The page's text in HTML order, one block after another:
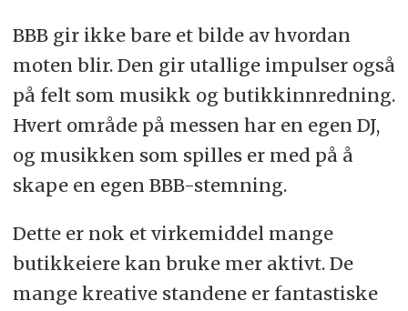
BBB gir ikke bare et bilde av hvordan
moten blir. Den gir utallige impulser også
på felt som musikk og butikkinnredning.
Hvert område på messen har en egen DJ,
og musikken som spilles er med på å
skape en egen BBB-stemning.
Dette er nok et virkemiddel mange
butikkeiere kan bruke mer aktivt. De
mange kreative standene er fantastiske